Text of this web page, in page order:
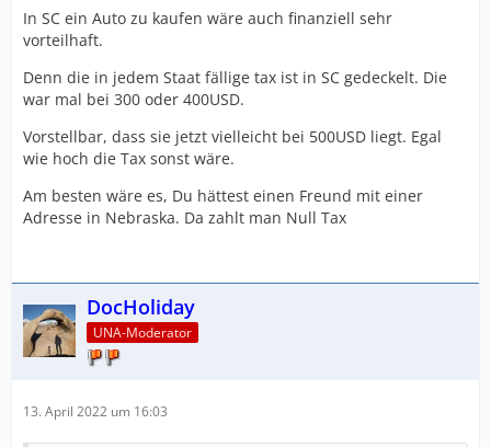
In SC ein Auto zu kaufen wäre auch finanziell sehr
vorteilhaft.
Denn die in jedem Staat fällige tax ist in SC gedeckelt. Die
war mal bei 300 oder 400USD.
Vorstellbar, dass sie jetzt vielleicht bei 500USD liegt. Egal
wie hoch die Tax sonst wäre.
Am besten wäre es, Du hättest einen Freund mit einer
Adresse in Nebraska. Da zahlt man Null Tax
DocHoliday
UNA-Moderator
13. April 2022 um 16:03